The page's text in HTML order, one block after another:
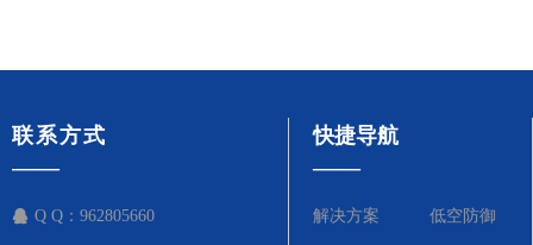
联系方式
——
Q Q： 962805660
快捷导航
——
解决方案 低空防御